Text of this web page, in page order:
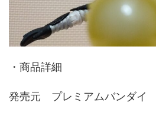
・商品詳細
発売元 プレミアムバンダイ